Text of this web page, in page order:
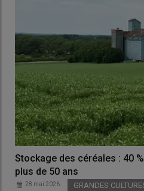
Stockage des céréales : 40
plus de 50 ans
28 mai 2026 GRANDES